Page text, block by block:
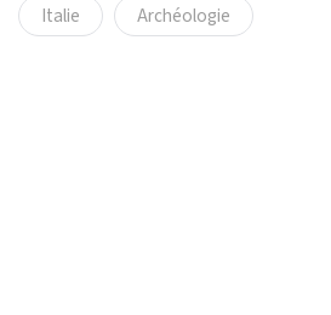
Italie Archéologie